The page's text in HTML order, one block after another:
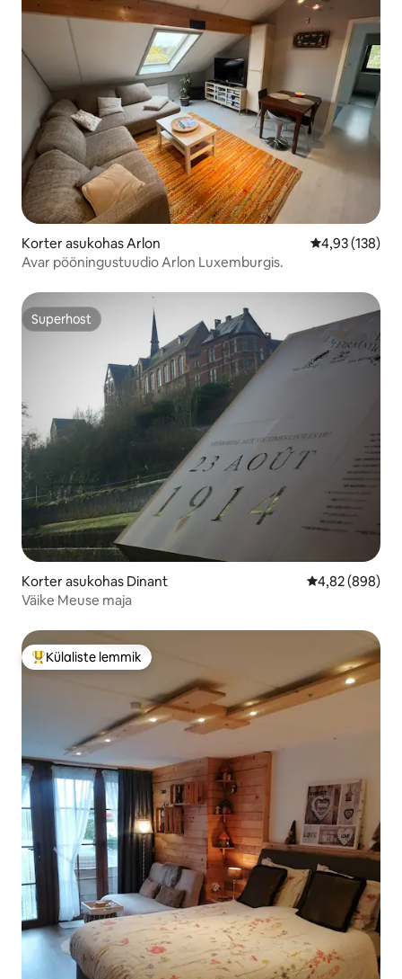
Korter asukohas Arlon Keskmine
4,93 (138)
Avar pööningustuudio Arlon Luxemburgis.
Superhost
Superhost
Korter asukohas Dinant Keskmine
4,82 (898)
Väike Meuse maja
Külaliste suur lemmik
Külaliste lemmik